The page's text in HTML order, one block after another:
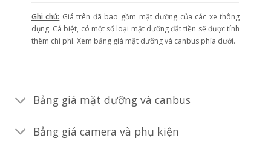
Ghi chú: Giá trên đã bao gồm mặt dưỡng của các xe thông
dụng. Cá biệt, có một số loại mặt dưỡng đắt tiền sẽ được tính
thêm chi phí. Xem bảng giá mặt dưỡng và canbus phía dưới.
Bảng giá mặt dưỡng và canbus
Bảng giá camera và phụ kiện